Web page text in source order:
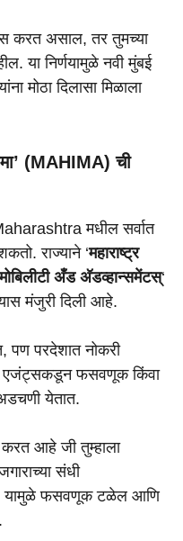
करत असाल, तर तुमच्या
या निर्णयामुळे नवी मुंबई
मोठा दिलासा मिळाला
(MAHIMA) ची
मधील सर्वात
राज्याने ‘महाराष्ट्र
अँड अ‍ॅडव्हान्समेंटस्‘
मंजुरी दिली आहे.
पण परदेशात नोकरी
एजंट्सकडून फसवणूक किंवा
अडचणी येतात.
आहे जी तुम्हाला
संधी
यामुळे फसवणूक टळेल आणि